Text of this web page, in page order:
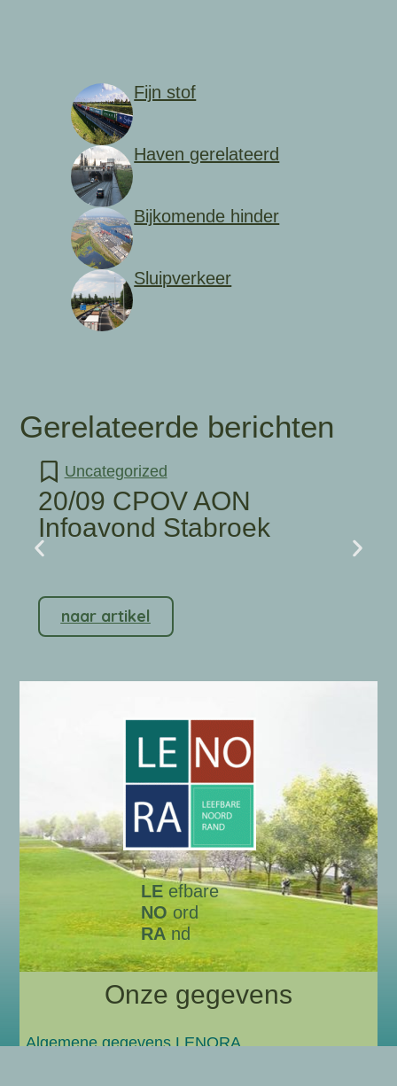
Fijn stof
Haven gerelateerd
Bijkomende hinder
Sluipverkeer
Gerelateerde berichten
Uncategorized
20/09 CPOV AON
Infoavond Stabroek
naar artikel
LE efbare
NOord
RAnd
Onze gegevens
Algemene gegevens LENORA